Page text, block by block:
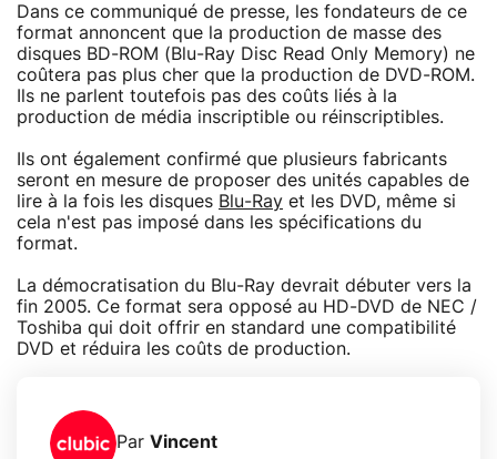
Dans ce communiqué de presse, les fondateurs de ce
format annoncent que la production de masse des
disques BD-ROM (Blu-Ray Disc Read Only Memory) ne
coûtera pas plus cher que la production de DVD-ROM.
Ils ne parlent toutefois pas des coûts liés à la
production de média inscriptible ou réinscriptibles.
Ils ont également confirmé que plusieurs fabricants
seront en mesure de proposer des unités capables de
lire à la fois les disques Blu-Ray et les DVD, même si
cela n'est pas imposé dans les spécifications du
format.
La démocratisation du Blu-Ray devrait débuter vers la
fin 2005. Ce format sera opposé au HD-DVD de NEC /
Toshiba qui doit offrir en standard une compatibilité
DVD et réduira les coûts de production.
Par Vincent